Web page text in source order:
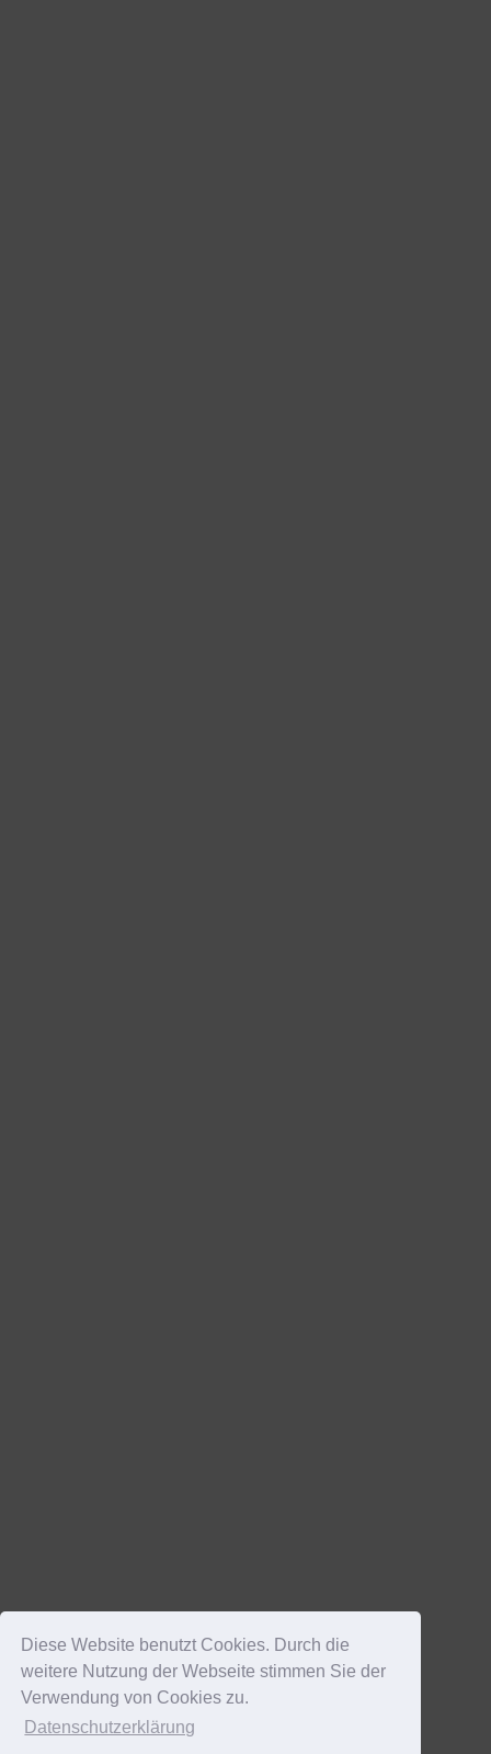
Diese Website benutzt Cookies. Durch die
weitere Nutzung der Webseite stimmen Sie der
Verwendung von Cookies zu.
Datenschutzerklärung